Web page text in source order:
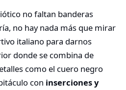
no faltan banderas
no hay nada más que mirar
italiano para darnos
donde se combina de
como el cuero negro
con inserciones y